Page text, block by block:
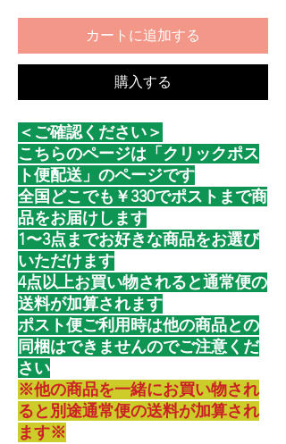
カートに追加する
購入する
＜ご確認ください＞
こちらのページは「クリックポス
ト便配送」のページです
全国どこでも￥330でポストまで商
品をお届けします
1〜3点までお好きな商品をお選び
いただけます
4点以上お買い物されると通常便の
送料が加算されます
ポスト便ご利用時は他の商品との
同梱はできませんのでご注意くだ
さい
※他の商品を一緒にお買い物され
ると別途通常便の送料が加算され
ます※